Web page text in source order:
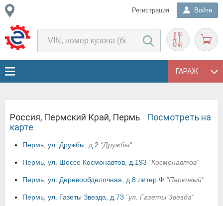
Регистрация Войти
ГАРАЖ
Россия, Пермский Край, Пермь
Посмотреть на
карте
Пермь, ул. Дружбы, д.2 "Дружбы"
Пермь, ул. Шоссе Космонавтов, д.193 "Космонавтов"
Пермь, ул. Деревообделочная, д.8 литер Ф "Парковый"
Пермь, ул. Газеты Звезда, д.73 "ул. Газеты Звезда"